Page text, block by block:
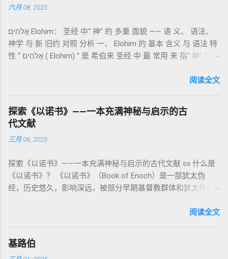
祂的子民得洁净并维系同在。 三、祭司制度与敬拜秩序 亚伦与
记》强调他们的洁净、服饰、行为都必须与神的圣洁相称。 祭
司是 圣所的看守者、律法的教导者与百姓的代求者 。他们的失
败（如拿答与亚比户擅献凡火）立刻带来神的审判（利10
限 第11–15章讲述关于食物、疾病（如大麻风）、体液等“洁净
与不洁”的律例。其目的不是为了迷信或隔离，而是建立 圣洁与
秩序感 ，帮助以色列人活在神的同在中。 “洁净”不是等同于“无
罪”，而是不妨碍与神交往的状态。圣所是神居住之地，进入必
16章描述每年一次的“赎罪日”（Yom Kippur），大祭司进入至
圣所，用血为圣所与百姓遮罪。 这是整卷《利未记》的神学中
心： 神愿意居住在人中间； 罪必须被遮盖才能维持这同在；
神主动提供遮罪之道（两个祭牲，特别是“为耶和华”的与“归于
亚撒泻勒”的）。 这预表...
大体由五部分组成（作者与年代各异）： 《守望者之书》（1–
通婚、巨人（尼非利人）的出现，以及神对其囚禁与审判。
《比喻/相似喻之书》（37–71） ：频繁出现“ 那位人子/拣选
者/义者 ”，刻画末世审判与王权。 《天文之书》（72–82） ：
：以异象回顾以色列史并预示末世。 《以诺书信》（91–108）
：智慧训诫、“祸哉”、义人与恶人的结局等。 提示：另有《二
以诺书》（斯拉夫文）与《三以诺书》（希伯来文），属更晚
期以诺传统，不等同于《一以诺书》。 二、为什么重要？——
呼应 犹大书14–15 几乎逐字引 1 Enoch 1:9（“主带着千万圣者
的“深渊囚禁”叙事共振。 彼后2:4 用“ 他他路斯 （Tartarus）”指
天使囚禁之所，贴近以诺传统语境。 福音书/启示录 中的“ 人子
来临与天使同来、坐在荣耀宝座审判列国 ”（太24–25；启1、
观 ：以诺将“巨人之灵”为游行污灵的渊源学解释，补给了新约
驱魔叙事背后的“灵界词库”（可1、路8；亦参弗6:12“执政掌
权”）。 阴间与审判意象 ：Sheol 的分区、册卷与火刑等图像，
六月 08, 2025
אֱלֹהִים Elohim： 圣经 中“ 神” 的 多重 面貌 —— 语 义、 语法、
神学 与 新 旧约 对照 分析 一、 Elohim 的 基本 含义 与 语法 特
性 “ אֱלֹהִים ( Elohim) ” 是 希伯来 圣经 中 最 常用 来 指“ 神” 的
者”。 ✦ 语法 现象： Elohim 是 一个 复数 形式 （“- im” 后
世 记 1: 1）； 在 其他 语 境 中也 可 用于 复数 意义， 如 指 多
神、 属 灵 存在、 审判 官 等； 因此， 需 借助 上下文 判断 语
义 和 神学 定位 。 二、 希伯来 圣经 中 Elohim 的 主要 用法 与
示例 分类 类型 用法 说明 示例 经文 含义 1. 真神 指 以色列 的
所 崇拜 的 神祇 出 20: 3 假 神/ 偶像（ gods） 3. 属 灵 存在
神 的 众 子、 天使、 神圣 议会 成员 诗 82: 1, 申 32: 8– 9
神圣 存在（ divine beings） 4. 法官 被 委托 施行 神 审判者 出
权 代表 受托 执行 神 旨意 的 人（ 如 摩西） 出 7: 1 神 的 代言
人（ divine proxy） 6. 强调 威严 复数 形式 强调 尊贵 超自然 的
显现 撒 上 28: 13 灵界 显现 或 尊称（ majestic plural） 三、
阅读全文
探索《以诺书》——一本充满神秘与启示的古
代文献
三月 06, 2025
探索《以诺书》——一本充满神秘与启示的古代文献 📜 什么是
《以诺书》？ 《以诺书》（Book of Enoch）是一部犹太伪
经，历史悠久，影响深远，被部分早期基督教群体和犹太传统
的曾祖父——的名义写成，包含大量关于天使、堕落、审判和弥
行，神将他取去，他就不在世了。” 这一神秘的记载激发了后世
关于以诺与神的关系、天国奥秘的丰富想象。《以诺书》便是
阅读全文
基路伯